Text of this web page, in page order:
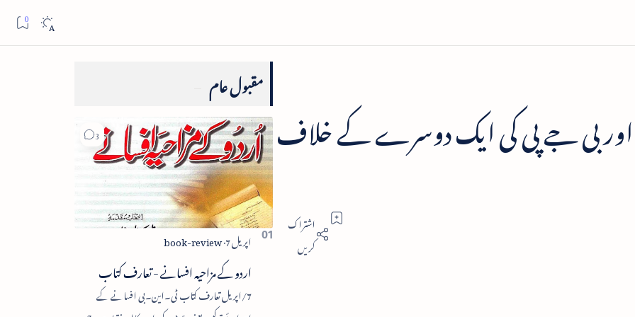
اور بی جے پی کی ایک دوسرے کے خلاف
مقبول عام
اردو کے مزاحیہ افسانے - تعارف کتاب
7/اپریل تعارف کتاب ٹی۔این۔بی افسانے کے